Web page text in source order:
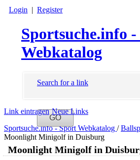
Login | Register
Sportsuche.info
Webkatalog
Search for a link
Link eintragen Neue Links
Sportsuche.info - Sport Webkatalog /
Moonlight Minigolf in Duisburg
Moonlight Minigolf in